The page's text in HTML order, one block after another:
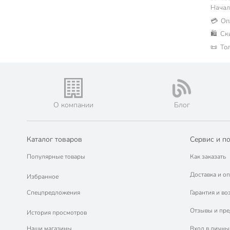
Бадминтон (1)
Игры (1)
💳
🛍
📜
О компании Блог
Каталог товаров
Популярные товары
Избранное
Спецпредложения
История просмотров
Сервис и
Как заказать
Доставка и
Гарантия и
Отзывы и